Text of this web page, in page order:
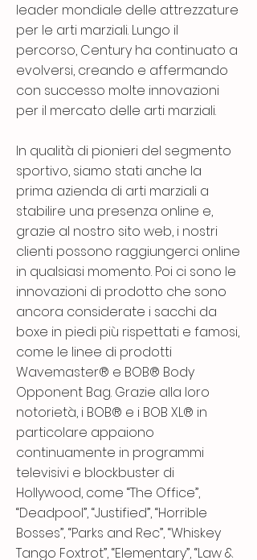
leader mondiale delle attrezzature
per le arti marziali. Lungo il
percorso, Century ha continuato a
evolversi, creando e affermando
con successo molte innovazioni
per il mercato delle arti marziali.
In qualità di pionieri del segmento
sportivo, siamo stati anche la
prima azienda di arti marziali a
stabilire una presenza online e,
grazie al nostro sito web, i nostri
clienti possono raggiungerci online
in qualsiasi momento. Poi ci sono le
innovazioni di prodotto che sono
ancora considerate i sacchi da
boxe in piedi più rispettati e famosi,
come le linee di prodotti
Wavemaster® e BOB® Body
Opponent Bag. Grazie alla loro
notorietà, i BOB® e i BOB XL® in
particolare appaiono
continuamente in programmi
televisivi e blockbuster di
Hollywood, come “The Office”,
“Deadpool”, “Justified”, “Horrible
Bosses”, “Parks and Rec”, “Whiskey
Tango Foxtrot”, “Elementary”, “Law &